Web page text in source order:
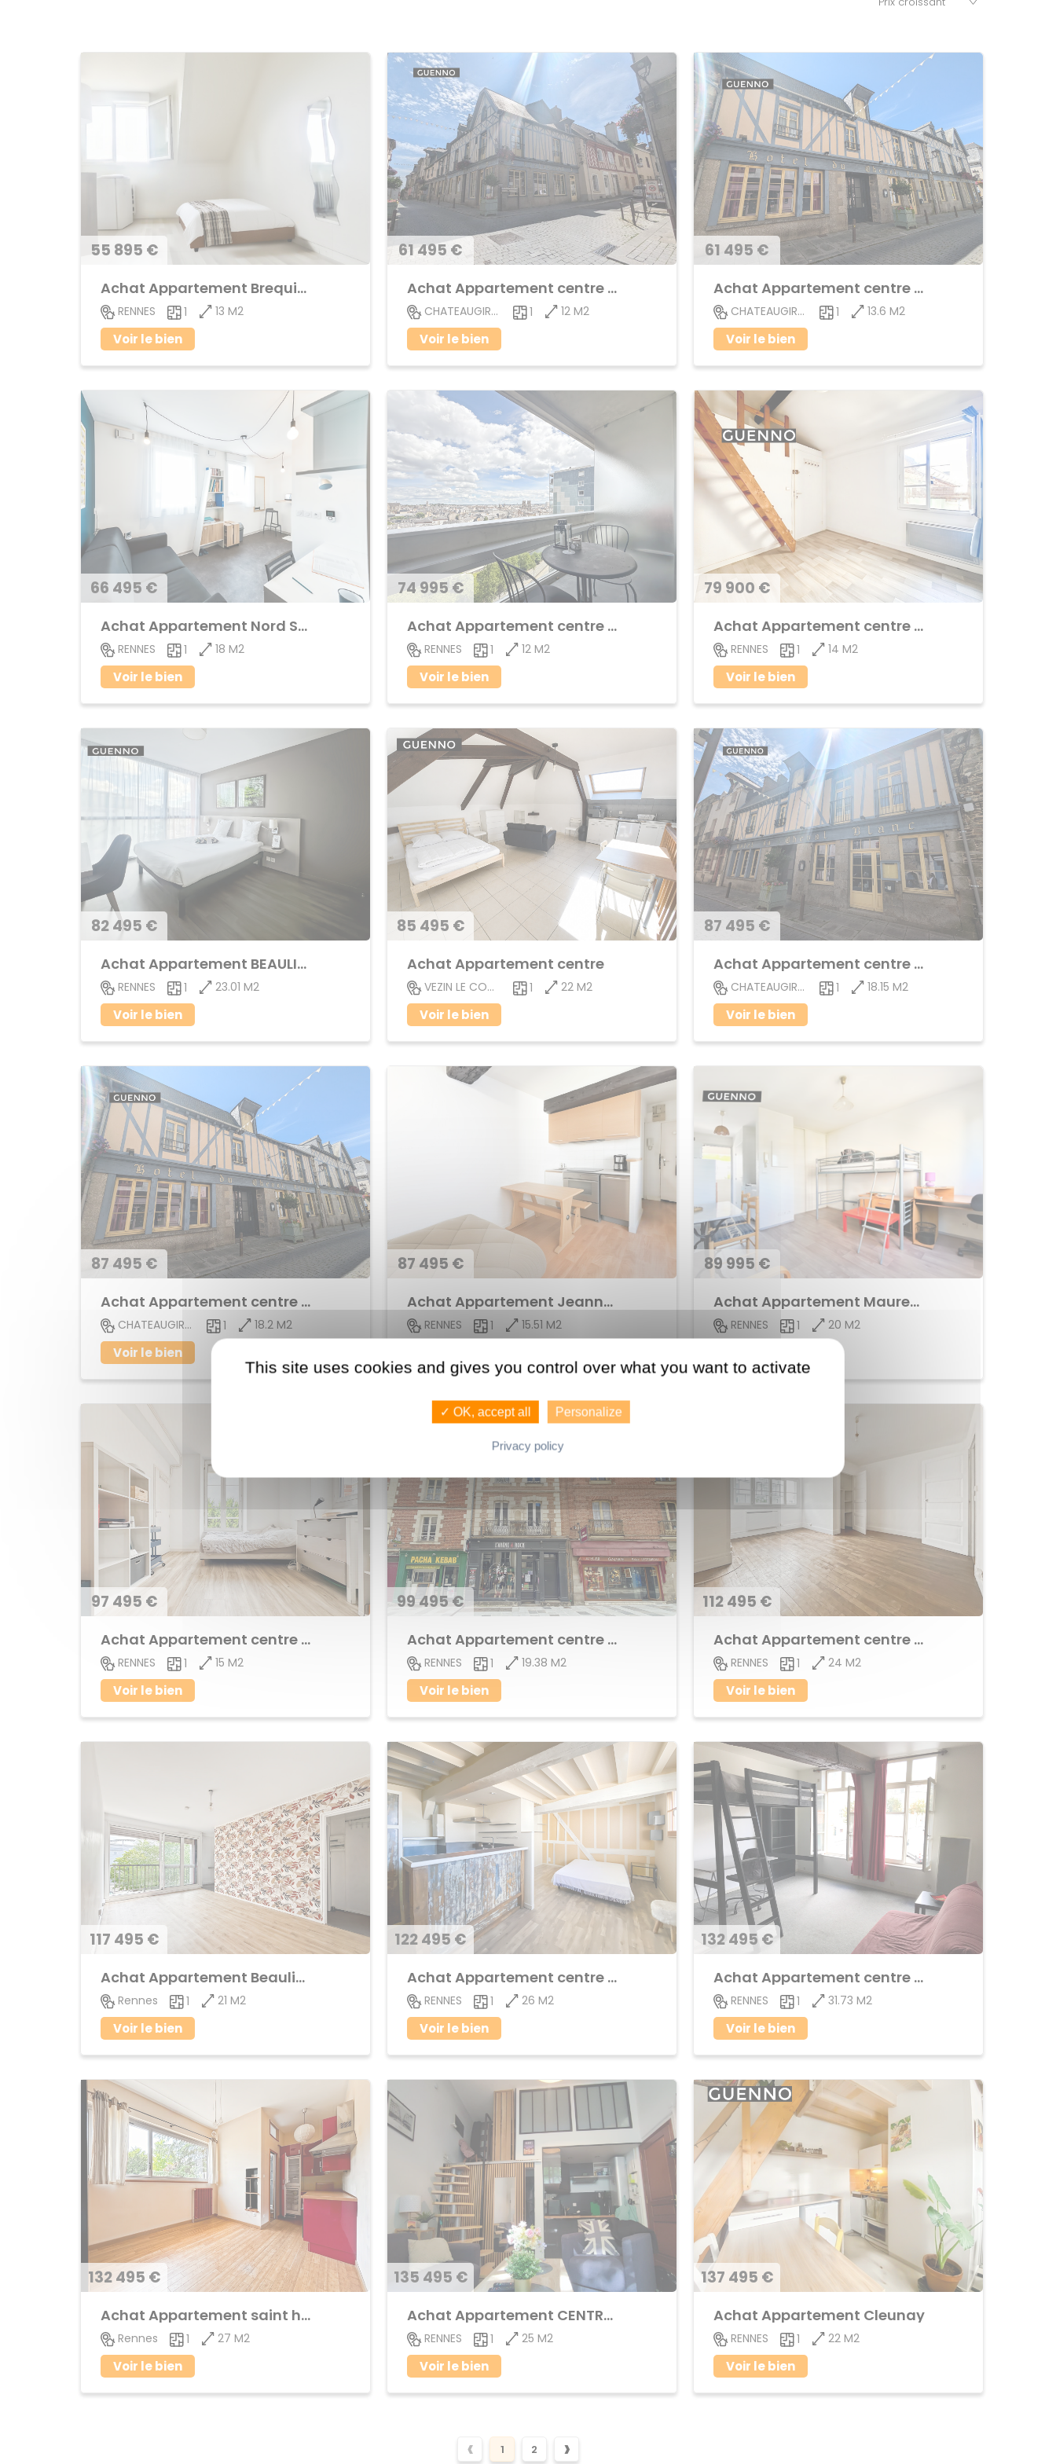
55 895 €
Achat Appartement Brequigny
RENNES 1 13 M2
Voir le bien
61 495 €
Achat Appartement centre ville
CHATEAUGIRON 1 12 M2
Voir le bien
61 495 €
Achat Appartement centre ville
CHATEAUGIRON 1 13.6 M2
Voir le bien
66 495 €
Achat Appartement Nord Saint-Martin
RENNES 1 18 M2
Voir le bien
74 995 €
Achat Appartement centre ville
RENNES 1 12 M2
Voir le bien
79 900 €
Achat Appartement centre ville
RENNES 1 14 M2
Voir le bien
82 495 €
Achat Appartement BEAULIEU
RENNES 1 23.01 M2
Voir le bien
85 495 €
Achat Appartement centre
VEZIN LE COQUET 1 22 M2
Voir le bien
87 495 €
Achat Appartement centre ville
CHATEAUGIRON 1 18.15 M2
Voir le bien
87 495 €
Achat Appartement centre ville
CHATEAUGIRON 1 18.2 M2
Voir le bien
87 495 €
Achat Appartement Jeanne d'Arc
RENNES 1 15.51 M2
89 995 €
Achat Appartement Maurepas
RENNES 1 20 M2
97 495 €
Achat Appartement centre ville
RENNES 1 15 M2
Voir le bien
99 495 €
Achat Appartement centre ville
RENNES 1 19.38 M2
Voir le bien
112 495 €
Achat Appartement centre ville
RENNES 1 24 M2
Voir le bien
117 495 €
Achat Appartement Beaulieu
Rennes 1 21 M2
Voir le bien
122 495 €
Achat Appartement centre ville
RENNES 1 26 M2
Voir le bien
132 495 €
Achat Appartement centre ville
RENNES 1 31.73 M2
Voir le bien
132 495 €
Achat Appartement saint helier
Rennes 1 27 M2
Voir le bien
135 495 €
Achat Appartement CENTRE VILLE
RENNES 1 25 M2
Voir le bien
137 495 €
Achat Appartement Cleunay
RENNES 1 22 M2
Voir le bien
‹ 1 2 ›
This site uses cookies and gives you control over what you want to activate
✓ OK, accept all Personalize
Privacy policy